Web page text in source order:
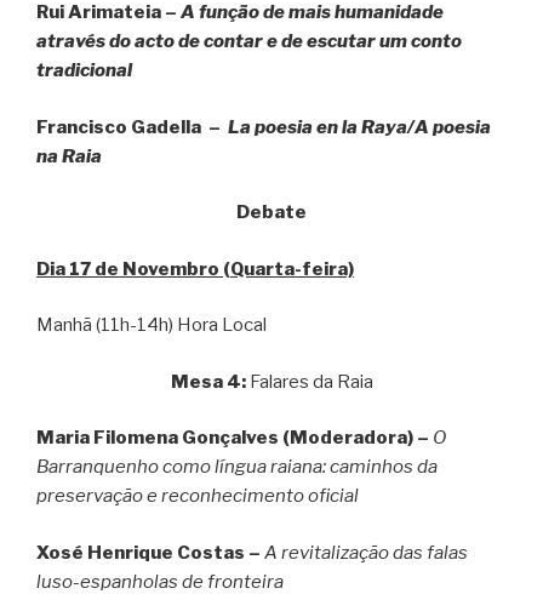
Rui Arimateia – A função de mais humanidade
através do acto de contar e de escutar um conto
tradicional
Francisco Gadella – La poesia en la Raya/A poesia
na Raia
Debate
Dia 17 de Novembro (Quarta-feira)
Manhã (11h-14h) Hora Local
Mesa 4: Falares da Raia
Maria Filomena Gonçalves (Moderadora) – O
Barranquenho como língua raiana: caminhos da
preservação e reconhecimento oficial
Xosé Henrique Costas – A revitalização das falas
luso-espanholas de fronteira